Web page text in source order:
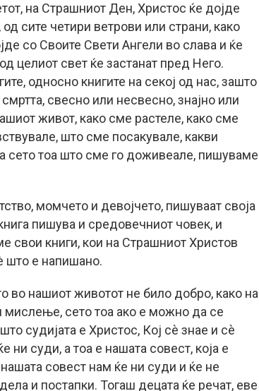
на Страшниот Ден, Христос ќе дојде
сите четири ветрови или страни, како
со Своите Свети Ангели во слава и ќе
целиот свет ќе застанат пред Него.
односно книгите на секој од нас, зашто
свесно или несвесно, знајно или
живот, како сме растеле, како сме
што сме посакувале, какви
сето тоа што сме го доживеале, пишуваме
момчето и девојчето, пишуваат своја
пишува и средовечниот човек, и
свои книги, кои на Страшниот Христов
што е напишано.
во нашиот животот не било добро, како на
сето тоа ако е можно да се
судијата е Христос, Кој сè знае и сè
ни суди, а тоа е нашата совест, која е
совест нам ќе ни суди и ќе не
и постапки. Тогаш децата ќе речат, еве